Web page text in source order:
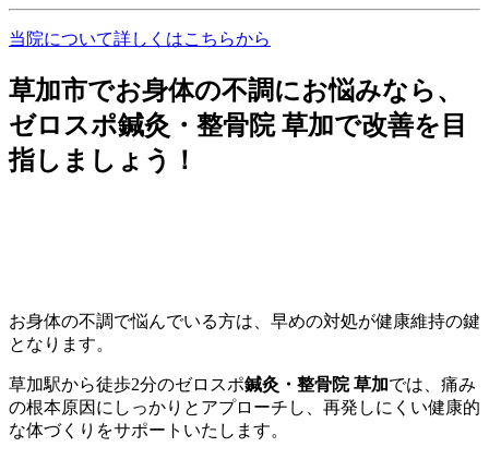
当院について詳しくはこちらから
草加市でお身体の不調にお悩みなら、
ゼロスポ鍼灸・整骨院 草加で改善を目
指しましょう！
お身体の不調で悩んでいる方は、早めの対処が健康維持の鍵
となります。
草加駅から徒歩2分のゼロスポ鍼灸・整骨院 草加では、痛み
の根本原因にしっかりとアプローチし、再発しにくい健康的
な体づくりをサポートいたします。